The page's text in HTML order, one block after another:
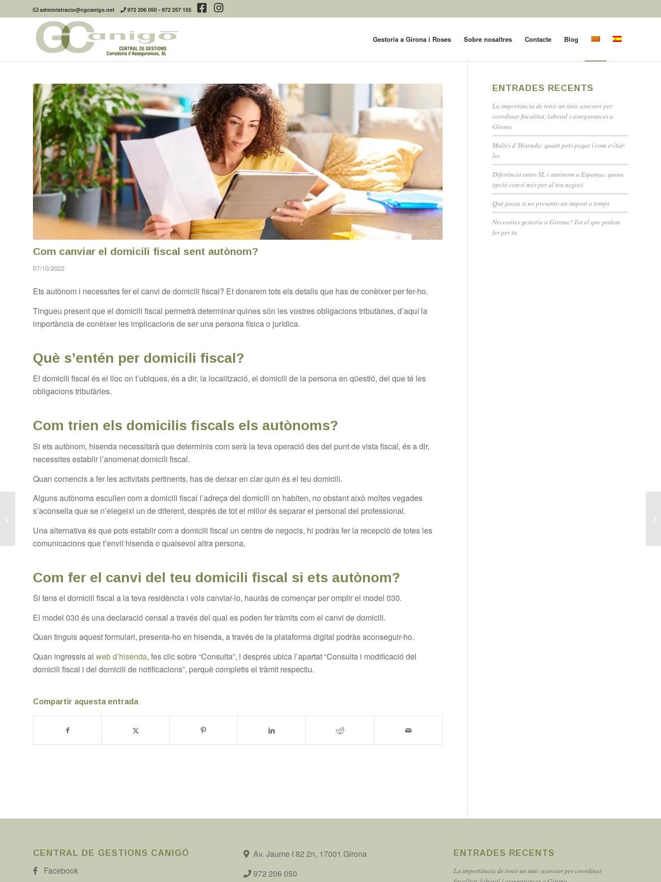
administracio@cgcanigo.net 972 206 050 - 972 257 155
Gestoria a Girona i Roses Sobre nosaltres Contacte Blog
Com canviar el domicili fiscal sent autònom?
07/10/2022
Ets autònom i necessites fer el canvi de domicili fiscal? Et donarem tots els detalls que has de conèixer per fer-ho.
Tingueu present que el domicili fiscal permetrà determinar quines són les vostres obligacions tributàries, d’aquí la
importància de conèixer les implicacions de ser una persona física o jurídica.
Què s’entén per domicili fiscal?
El domicili fiscal és el lloc on t’ubiques, és a dir, la localització, el domicili de la persona en qüestió, del que té les
obligacions tributàries.
Com trien els domicilis fiscals els autònoms?
Si ets autònom, hisenda necessitarà que determinis com serà la teva operació des del punt de vista fiscal, és a dir,
necessites establir l’anomenat domicili fiscal.
Quan comencis a fer les activitats pertinents, has de deixar en clar quin és el teu domicili.
Alguns autònoms escullen com a domicili fiscal l’adreça del domicili on habiten, no obstant això moltes vegades
s’aconsella que se n’elegeixi un de diferent, després de tot el millor és separar el personal del professional.
Una alternativa és que pots establir com a domicili fiscal un centre de negocis, hi podràs fer la recepció de totes les
comunicacions que t’enviï hisenda o qualsevol altra persona.
Com fer el canvi del teu domicili fiscal si ets autònom?
Si tens el domicili fiscal a la teva residència i vols canviar-lo, hauràs de començar per omplir el model 030.
El model 030 és una declaració censal a través del qual es poden fer tràmits com el canvi de domicili.
Quan tinguis aquest formulari, presenta-ho en hisenda, a través de la plataforma digital podràs aconseguir-ho.
Quan ingressis al web d’hisenda, fes clic sobre “Consulta”, i després ubica l’apartat “Consulta i modificació del
domicili fiscal i del domicili de notificacions”, perquè completis el tràmit respectiu.
Compartir aquesta entrada
ENTRADES RECENTS
La importància de tenir un únic assessor per
coordinar fiscalitat, laboral i assegurances a
Girona
Multes d’Hisenda: quant pots pagar i com evitar-
les
Diferència entre SL i autònom a Espanya: quina
opció convé més per al teu negoci
Què passa si no presento un impost a temps
Necessites gestoria a Girona? Tot el que podem
fer per tu
CENTRAL DE GESTIONS CANIGÓ
Facebook
Av. Jaume I 82 2n, 17001 Girona
972 206 050
ENTRADES RECENTS
La importància de tenir un únic assessor per coordinar
Com registrar una